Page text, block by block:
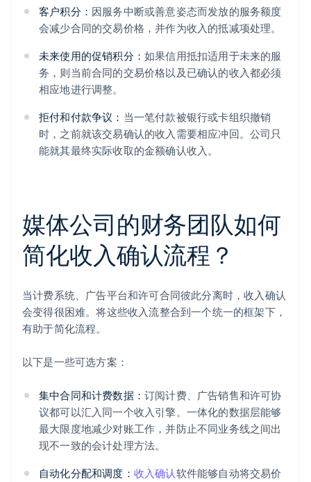
客户积分： 因服务中断或善意姿态而发放的服务额度
会减少合同的交易价格，并作为收入的抵减项处理。
未来使用的促销积分： 如果信用抵扣适用于未来的服
务，则当前合同的交易价格以及已确认的收入都必须
相应地进行调整。
拒付和付款争议： 当一笔付款被银行或卡组织撤销
时，之前就该交易确认的收入需要相应冲回。公司只
能就其最终实际收取的金额确认收入。
媒体公司的财务团队如何
简化收入确认流程？
当计费系统、广告平台和许可合同彼此分离时，收入确认
会变得很困难。将这些收入流整合到一个统一的框架下，
有助于简化流程。
以下是一些可选方案：
集中合同和计费数据： 订阅计费、广告销售和许可协
议都可以汇入同一个收入引擎。一体化的数据层能够
最大限度地减少对账工作，并防止不同业务线之间出
现不一致的会计处理方法。
自动化分配和调度： 收入确认软件能够自动将交易价